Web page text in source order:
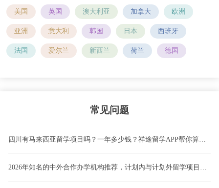
美国 英国 澳大利亚 加拿大 欧洲
亚洲 意大利 韩国 日本 西班牙
法国 爱尔兰 新西兰 荷兰 德国
常见问题
四川有马来西亚留学项目吗？一年多少钱？祥途留学APP帮你算清这笔账！
2026年知名的中外合作办学机构推荐，计划内与计划外留学项目怎么选，4+0、3+1、2+2国际本科模式深度解析